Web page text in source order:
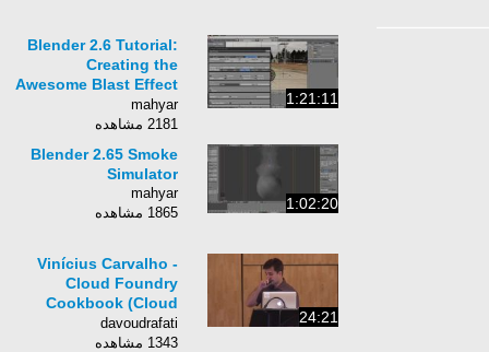
1:21:11
Blender 2.6 Tutorial:
Creating the
Awesome Blast Effect
from Inception
mahyar
2181 مشاهده
1:02:20
Blender 2.65 Smoke
Simulator
mahyar
1865 مشاهده
24:21
Vinícius Carvalho -
Cloud Foundry
Cookbook (Cloud
Foundry Summit
2014)
davoudrafati
1343 مشاهده